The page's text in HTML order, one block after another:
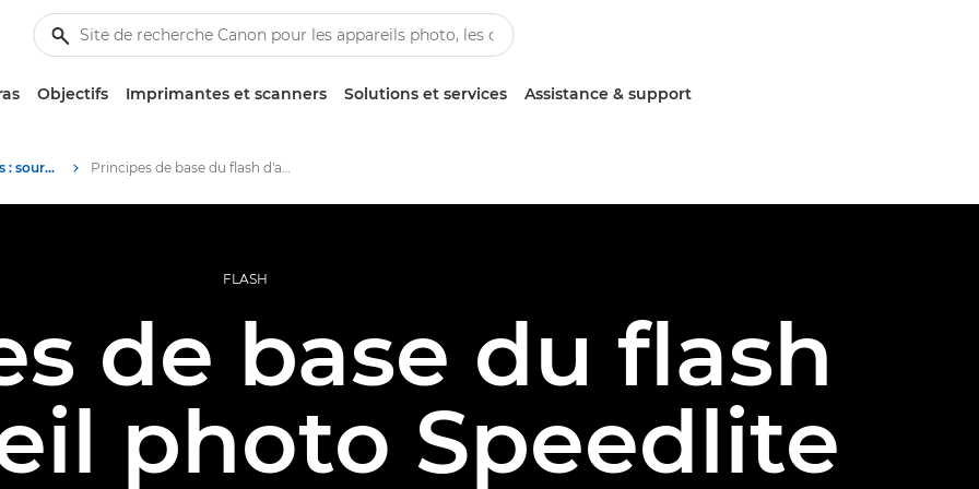
Objectifs Imprimantes et scanners Solutions et services Assistance & support
Banque d'informations : source d'informations sur la photographie Principes de base du flash d'appareil photo Speedlite
FLASH
de base du flash
photo Speedlite